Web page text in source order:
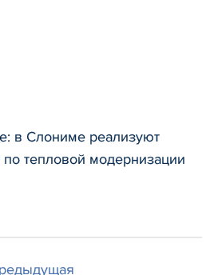
в Слониме реализуют
тепловой модернизации